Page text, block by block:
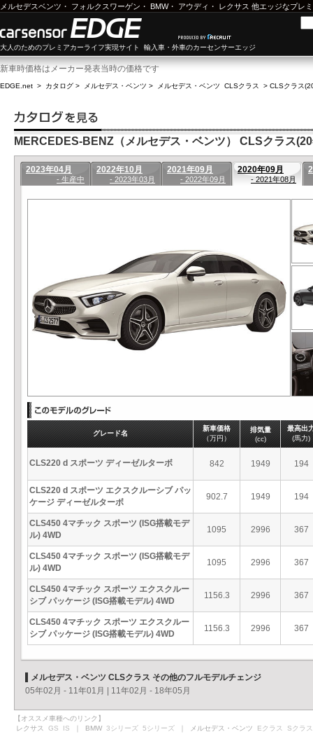
メルセデスベンツ ・ フォルクスワーゲン ・ BMW・ アウディ ・ レクサス 他エッジなプレ
大人のためのプレミアカーライフ実現サイト 輸入車・外車のカーセンサーエッジ
新車時価格はメーカー発表当時の価格です
EDGE.net > カタログ > メルセデス・ベンツ > メルセデス・ベンツ CLSクラス > CLSクラス
MERCEDES-BENZ（メルセデス・ベンツ） CLSクラス
2023年04月
- 生産中
2022年10月
- 2023年03月
2021年09月
- 2022年09月
2020年09月
- 2021年08月
グレード名
新車価格
（万円）
排気量
(cc)
最高出
(馬力)
CLS220 d スポーツ ディーゼルターボ 842 1949 194
CLS220 d スポーツ エクスクルーシブ パッ
ケージ ディーゼルターボ
902.7 1949 194
CLS450 4マチック スポーツ (ISG搭載モデ
ル) 4WD
1095 2996 367
CLS450 4マチック スポーツ (ISG搭載モデ
ル) 4WD
1095 2996 367
CLS450 4マチック スポーツ エクスクルー
シブ パッケージ (ISG搭載モデル) 4WD
1156.3 2996 367
CLS450 4マチック スポーツ エクスクルー
シブ パッケージ (ISG搭載モデル) 4WD
1156.3 2996 367
メルセデス・ベンツ CLSクラス その他のフルモデルチェンジ
05年02月 - 11年01月
11年02月 - 18年05月
【オススメ車種へのリンク】
レクサス GS IS ｜ BMW 3シリーズ 5シリーズ ｜ メルセデス・ベンツ Eクラス Sクラス